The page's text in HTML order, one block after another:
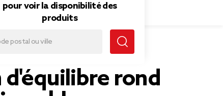
pour voir la disponibilité des
produits
d'équilibre rond